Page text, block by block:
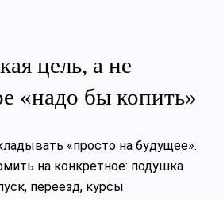
цель, а не
«надо бы копить»
«просто на будущее».
на конкретное: подушка
переезд, курсы